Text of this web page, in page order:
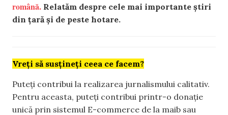
română. Relatăm despre cele mai importante știri
din țară și de peste hotare.
Vreți să susțineți ceea ce facem?
Puteți contribui la realizarea jurnalismului calitativ.
Pentru aceasta, puteți contribui printr-o donație
unică prin sistemul E-commerce de la maib sau